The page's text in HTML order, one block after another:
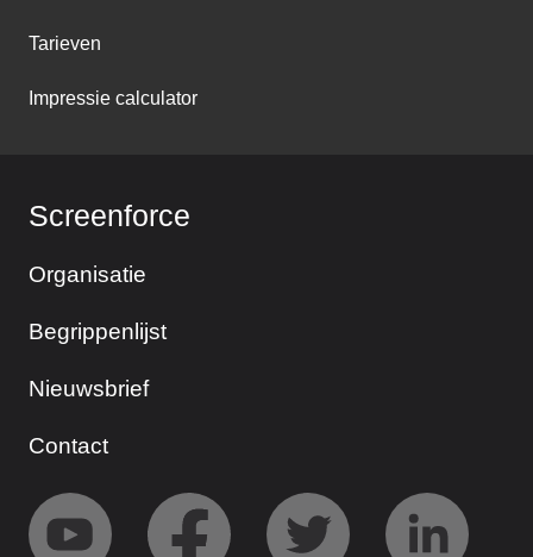
Tarieven
Impressie calculator
Screenforce
Organisatie
Begrippenlijst
Nieuwsbrief
Contact